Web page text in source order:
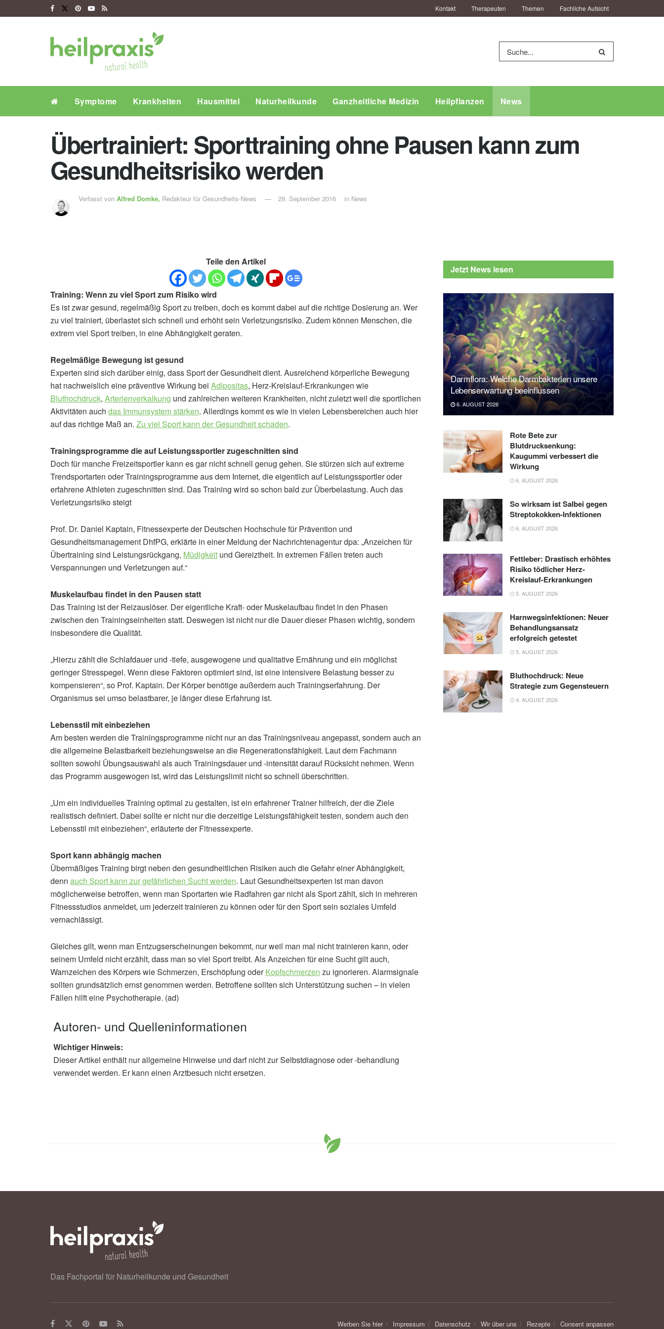
Kontakt Therapeuten Themen Fachliche Aufsicht
Symptome Krankheiten Hausmittel Naturheilkunde Ganzheitliche Medizin Heilpflanzen News
Übertrainiert: Sporttraining ohne Pausen kann zum
Gesundheitsrisiko werden
Verfasst von Alfred Domke, Redakteur für Gesundheits-News 29. September 2016 in News
Teile den Artikel
Training: Wenn zu viel Sport zum Risiko wird
Es ist zwar gesund, regelmäßig Sport zu treiben, doch es kommt dabei auf die richtige Dosierung an. Wer
zu viel trainiert, überlastet sich schnell und erhöht sein Verletzungsrisiko. Zudem können Menschen, die
extrem viel Sport treiben, in eine Abhängigkeit geraten.
Regelmäßige Bewegung ist gesund
Experten sind sich darüber einig, dass Sport der Gesundheit dient. Ausreichend körperliche Bewegung
hat nachweislich eine präventive Wirkung bei Adipositas, Herz-Kreislauf-Erkrankungen wie
Bluthochdruck, Arterienverkalkung und zahlreichen weiteren Krankheiten, nicht zuletzt weil die sportlichen
Aktivitäten auch das Immunsystem stärken. Allerdings kommt es wie in vielen Lebensbereichen auch hier
auf das richtige Maß an. Zu viel Sport kann der Gesundheit schaden.
Trainingsprogramme die auf Leistungssportler zugeschnitten sind
Doch für manche Freizeitsportler kann es gar nicht schnell genug gehen. Sie stürzen sich auf extreme
Trendsportarten oder Trainingsprogramme aus dem Internet, die eigentlich auf Leistungssportler oder
erfahrene Athleten zugeschnitten sind. Das Training wird so schon bald zur Überbelastung. Auch das
Verletzungsrisiko steigt
Prof. Dr. Daniel Kaptain, Fitnessexperte der Deutschen Hochschule für Prävention und
Gesundheitsmanagement DhfPG, erklärte in einer Meldung der Nachrichtenagentur dpa: „Anzeichen für
Übertraining sind Leistungsrückgang, Müdigkeit und Gereiztheit. In extremen Fällen treten auch
Verspannungen und Verletzungen auf.“
Muskelaufbau findet in den Pausen statt
Das Training ist der Reizauslöser. Der eigentliche Kraft- oder Muskelaufbau findet in den Phasen
zwischen den Trainingseinheiten statt. Deswegen ist nicht nur die Dauer dieser Phasen wichtig, sondern
insbesondere die Qualität.
„Hierzu zählt die Schlafdauer und -tiefe, ausgewogene und qualitative Ernährung und ein möglichst
geringer Stresspegel. Wenn diese Faktoren optimiert sind, ist eine intensivere Belastung besser zu
kompensieren“, so Prof. Kaptain. Der Körper benötige außerdem auch Trainingserfahrung. Der
Organismus sei umso belastbarer, je länger diese Erfahrung ist.
Lebensstil mit einbeziehen
Am besten werden die Trainingsprogramme nicht nur an das Trainingsniveau angepasst, sondern auch an
die allgemeine Belastbarkeit beziehungsweise an die Regenerationsfähigkeit. Laut dem Fachmann
sollten sowohl Übungsauswahl als auch Trainingsdauer und -intensität darauf Rücksicht nehmen. Wenn
das Programm ausgewogen ist, wird das Leistungslimit nicht so schnell überschritten.
„Um ein individuelles Training optimal zu gestalten, ist ein erfahrener Trainer hilfreich, der die Ziele
realistisch definiert. Dabei sollte er nicht nur die derzeitige Leistungsfähigkeit testen, sondern auch den
Lebensstil mit einbeziehen“, erläuterte der Fitnessexperte.
Sport kann abhängig machen
Übermäßiges Training birgt neben den gesundheitlichen Risiken auch die Gefahr einer Abhängigkeit,
denn auch Sport kann zur gefährlichen Sucht werden. Laut Gesundheitsexperten ist man davon
möglicherweise betroffen, wenn man Sportarten wie Radfahren gar nicht als Sport zählt, sich in mehreren
Fitnessstudios anmeldet, um jederzeit trainieren zu können oder für den Sport sein soziales Umfeld
vernachlässigt.
Gleiches gilt, wenn man Entzugserscheinungen bekommt, nur weil man mal nicht trainieren kann, oder
seinem Umfeld nicht erzählt, dass man so viel Sport treibt. Als Anzeichen für eine Sucht gilt auch,
Warnzeichen des Körpers wie Schmerzen, Erschöpfung oderKopfschmerzen zu ignorieren. Alarmsignale
sollten grundsätzlich ernst genommen werden. Betroffene sollten sich Unterstützung suchen – in vielen
Fällen hilft eine Psychotherapie. (ad)
Autoren- und Quelleninformationen
Wichtiger Hinweis:
Dieser Artikel enthält nur allgemeine Hinweise und darf nicht zur Selbstdiagnose oder -behandlung
verwendet werden. Er kann einen Arztbesuch nicht ersetzen.
Jetzt News lesen
Darmflora: Welche Darmbakterien unsere
Lebenserwartung beeinflussen
6. AUGUST 2026
Rote Bete zur
Blutdrucksenkung:
Kaugummi verbessert die
Wirkung
6. AUGUST 2026
So wirksam ist Salbei gegen
Streptokokken-Infektionen
6. AUGUST 2026
Fettleber: Drastisch erhöhtes
Risiko tödlicher Herz-
Kreislauf-Erkrankungen
5. AUGUST 2026
Harnwegsinfektionen: Neuer
Behandlungsansatz
erfolgreich getestet
5. AUGUST 2026
Bluthochdruck: Neue
Strategie zum Gegensteuern
4. AUGUST 2026
Das Fachportal für Naturheilkunde und Gesundheit
Werben Sie hier Impressum Datenschutz Wir über uns Rezepte Consent anpassen